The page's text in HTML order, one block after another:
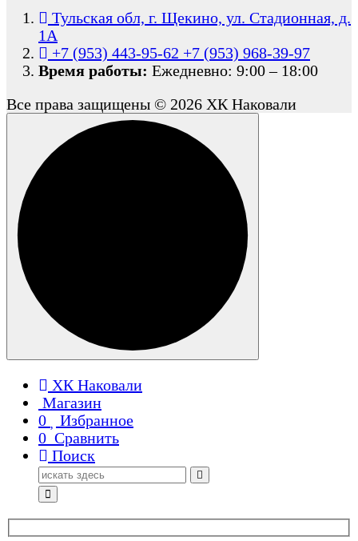
Тульская обл, г. Щекино, ул. Стадионная, д.
1А
+7 (953) 443-95-62 +7 (953) 968-39-97
Время работы: Ежедневно: 9:00 – 18:00
Все права защищены © 2026 ХК Наковали
ХК Наковали
Магазин
0
Избранное
0 Сравнить
Поиск
Поиск
для: